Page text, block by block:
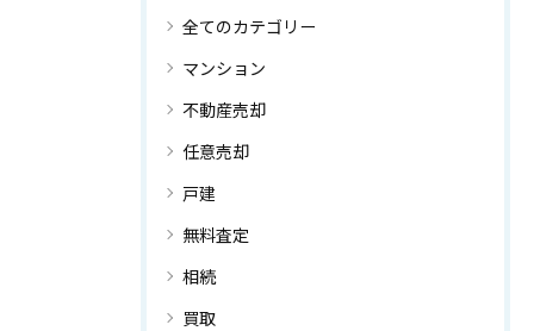
全てのカテゴリー
マンション
不動産売却
任意売却
戸建
無料査定
相続
買取